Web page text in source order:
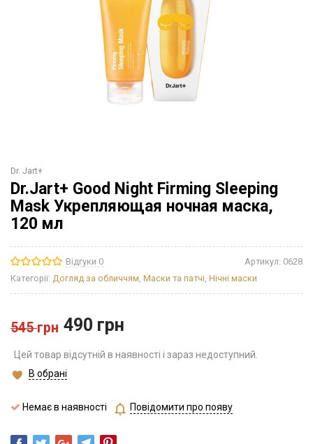
Dr. Jart+
Dr.Jart+ Good Night Firming Sleeping
Mask Укрепляющая ночная маска,
120 мл
Відгуки 0 Артикул: 0628
Категорії: Догляд за обличчям, Маски та патчі, Нічні маски
545грн 490 грн
Цей товар відсутній в наявності і зараз недоступний.
В обрані
Немає в наявності Повідомити про появу